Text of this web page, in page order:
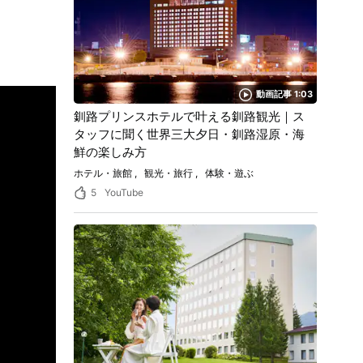
動画記事 1:03
釧路プリンスホテルで叶える釧路観光｜ス
タッフに聞く世界三大夕日・釧路湿原・海
鮮の楽しみ方
ホテル・旅館 観光・旅行
体験・遊ぶ
5
YouTube